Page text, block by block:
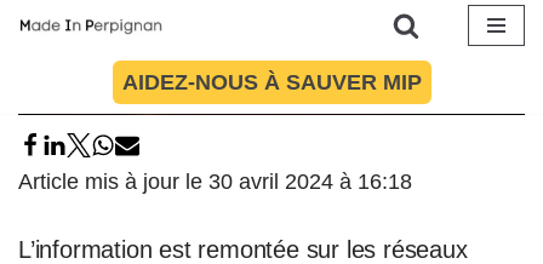
AIDEZ-NOUS À SAUVER MIP
Article mis à jour le 30 avril 2024 à 16:18
L’information est remontée sur les réseaux